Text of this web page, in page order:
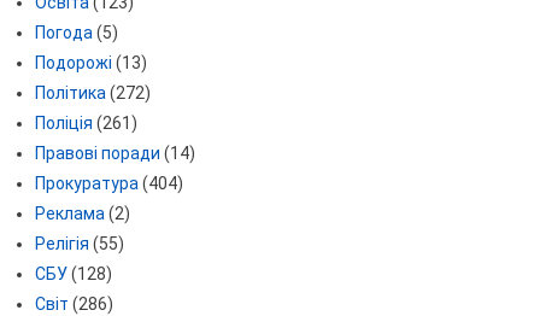
Погода (5)
Подорожі (13)
Політика (272)
Поліція (261)
Правові поради (14)
Прокуратура (404)
Реклама (2)
Релігія (55)
СБУ(128)
Світ (286)